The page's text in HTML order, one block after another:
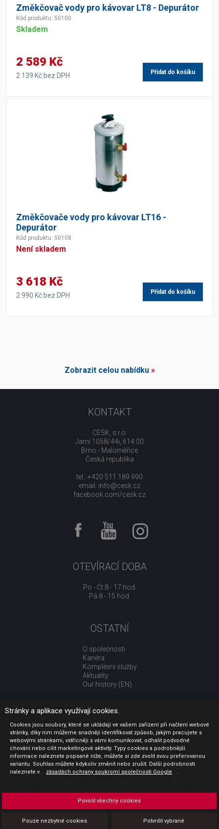
Změkčovač vody pro kávovar LT8 - Depurátor
Kód produktu: 50100
Skladem
2 589 Kč
2 139 Kč bez DPH Přidat do košíku
Změkčovače vody pro kávovar LT16 -
Depurátor
Kód produktu: 50108
Není skladem
3 618 Kč
2 990 Kč bez DPH Přidat do košíku
Zobrazit celou nabídku»
KONTAKT
CESK, s.r.o.
Jarní 1058/44i, 614 00
Brno - Maloměřice
Česká republika
tel.: +420 511 189 990
email: info@cesk.cz
facebook.com/cesk.cz
OTEVÍRACÍ DOBA
Po - Čt 8 - 17 hod.
Pá 8 - 15 hod.
OSTATNÍ
O společnosti
Kariéra
Komplexní služby
Aktuality
Our history (EN)
UŽITEČNÉ ODKAZY
Jak nakupovat
Obchodní podmínky
GDPR - ochrana osobních údajů
Profil zadavatele
Sdělení před uzavřením kupní smlouvy pro spotřebitele
Platba
Povinná publicita
Stránky a aplikace využívají cookies.
Cookies jsou soubory, které se ukládají ve vašem zařízení při načtení webové
stránky, díky nim můžeme snadněji identifikovat způsob, jakým pracujete s
webovými stránkami, vstřícněji s vámi komunikovat, odhalit podvodné
chování nebo cílit marketingové aktivity. Typy cookies a podrobnější
informace naleznete popsané níže, můžete si zde zvolit svou preferovanou
variantu. Souhlas můžete kdykoliv změnit nebo zrušit. Další podrobnosti
naleznete v
zásadách ochrany soukromí společnosti Google .
Pouze nezbytné cookies Potvrdit vybrané
Povolit všechny cookies